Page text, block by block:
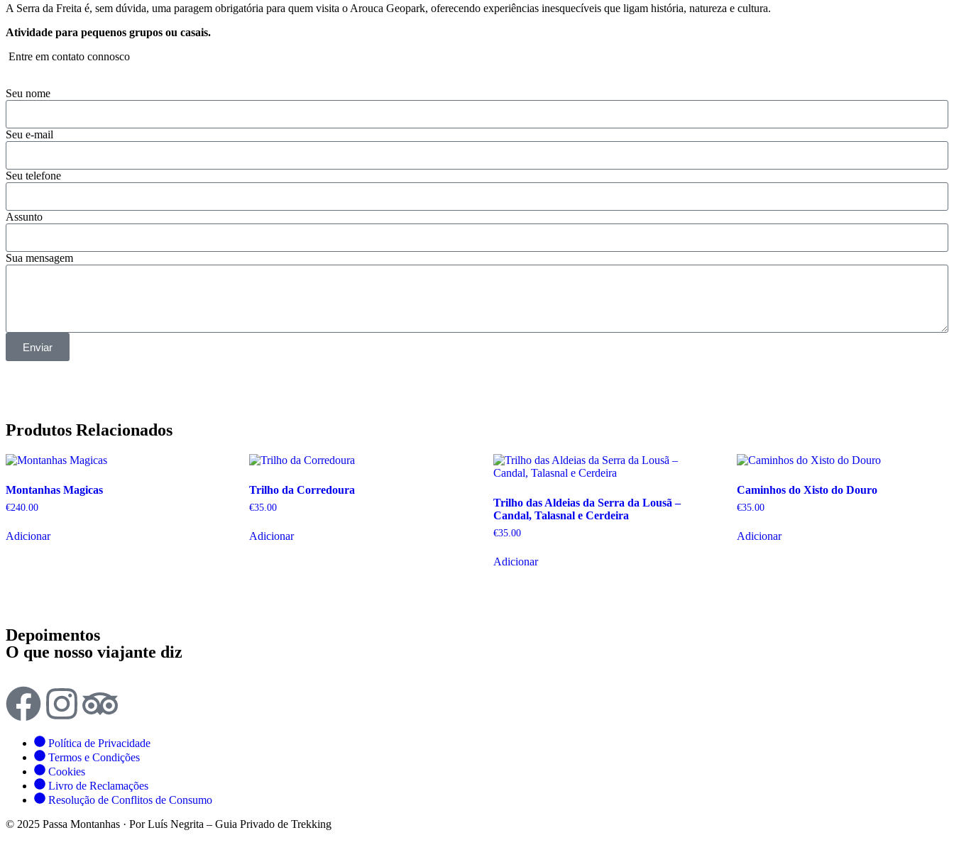
A Serra da Freita é, sem dúvida, uma paragem obrigatória para quem visita o Arouca Geopark, oferecendo experiências inesquecíveis que ligam história, natureza e cultura.
Atividade para pequenos grupos ou casais.
Entre em contato connosco
Seu nome
Seu e-mail
Seu telefone
Assunto
Sua mensagem
Enviar
Produtos Relacionados
Montanhas Magicas
€240.00
Adicionar
Trilho da Corredoura
€35.00
Adicionar
Trilho das Aldeias da Serra da Lousã –
Candal, Talasnal e Cerdeira
€35.00
Adicionar
Caminhos do Xisto do Douro
€35.00
Adicionar
Depoimentos
O que nosso viajante diz
Política de Privacidade
Termos e Condições
Cookies
Livro de Reclamações
Resolução de Conflitos de Consumo
© 2025 Passa Montanhas · Por Luís Negrita – Guia Privado de Trekking